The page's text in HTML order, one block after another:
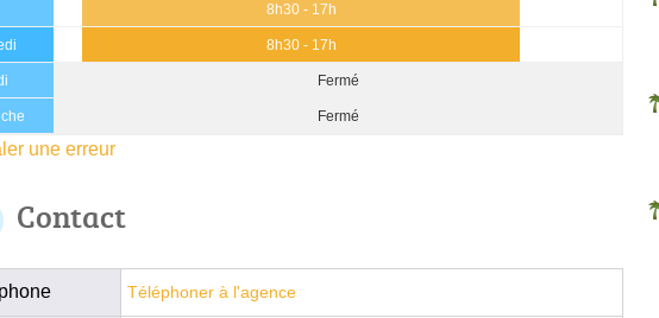
8h30 - 17h
8h30 - 17h
Fermé
Fermé
une erreur
Contact
Téléphoner à l'agence